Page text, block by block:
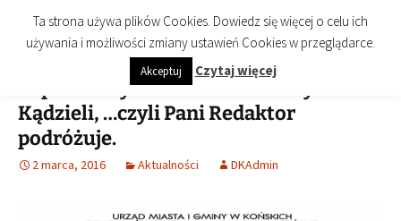
treści
Biblioteka Publiczna Miasta i
Gminy Końskie
imienia Cezarego Chlebowskiego
Menu
Zapraszamy na Benefis Marzeny
Kądzieli, …czyli Pani Redaktor
podróżuje.
2 marca, 2016 Aktualności DKAdmin
Ta strona używa plików Cookies. Dowiedz się więcej o celu ich
używania i możliwości zmiany ustawień Cookies w przeglądarce.
Akceptuj Czytaj więcej